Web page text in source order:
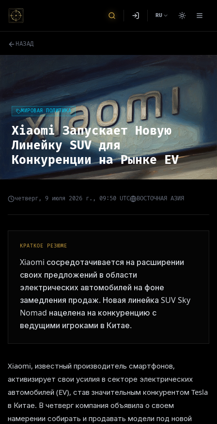
RU
НАЗАД
МИРОВАЯ ПОЛИТИКА
Xiaomi Запускает Новую
Линейку SUV для
Конкуренции на Рынке EV
четверг, 9 июля 2026 г., 09:50 UTC ВОСТОЧНАЯ АЗИЯ
КРАТКОЕ РЕЗЮМЕ
Xiaomi сосредотачивается на расширении
своих предложений в области
электрических автомобилей на фоне
замедления продаж. Новая линейка SUV Sky
Nomad нацелена на конкуренцию с
ведущими игроками в Китае.
Xiaomi, известный производитель смартфонов,
активизирует свои усилия в секторе электрических
автомобилей (EV), став значительным конкурентом Tesla
в Китае. В четверг компания объявила о своем
намерении собирать и продавать модели под новой